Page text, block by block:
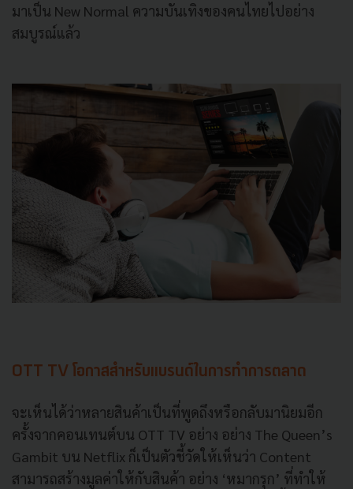
มาเป็น New Normal ความบันเทิงของคนไทยไปอย่าง
สมบูรณ์แล้ว
OTT TV โอกาสสำหรับแบรนด์ในการทำการตลาด
จะเห็นได้ว่าหลายสินค้าเป็นที่พูดถึงหรือกลับมานิยมอีก
ครั้งจากคอนเทนต์บน OTT TV อย่าง อย่าง The Queen’s
Gambit บน Netflix ก็เป็นตัวชี้วัดให้เห็นว่า Content
สามารถสร้างมูลค่าให้กับสินค้า อย่าง ‘หมากรุก’ ที่ทำให้